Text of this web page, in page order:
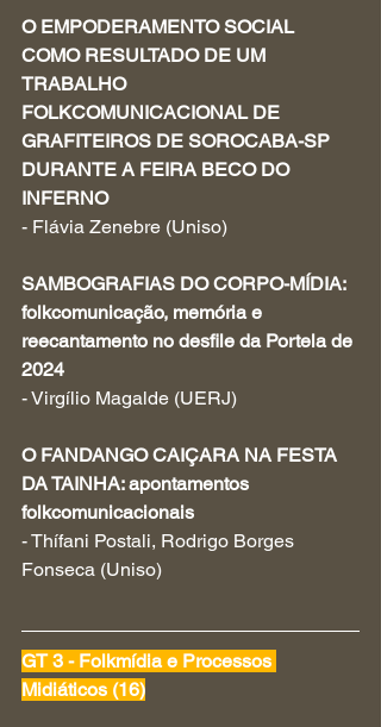
O EMPODERAMENTO SOCIAL
COMO RESULTADO DE UM
TRABALHO
FOLKCOMUNICACIONAL DE
GRAFITEIROS DE SOROCABA-SP
DURANTE A FEIRA BECO DO
INFERNO
- Flávia Zenebre (Uniso)
SAMBOGRAFIAS DO CORPO-MÍDIA:
folkcomunicação, memória e
reecantamento no desfile da Portela de
2024
- Virgílio Magalde (UERJ)
O FANDANGO CAIÇARA NA FESTA
DA TAINHA: apontamentos
folkcomunicacionais
- Thífani Postali, Rodrigo Borges
Fonseca (Uniso)
GT 3 - Folkmídia e Processos
Midiáticos (16)